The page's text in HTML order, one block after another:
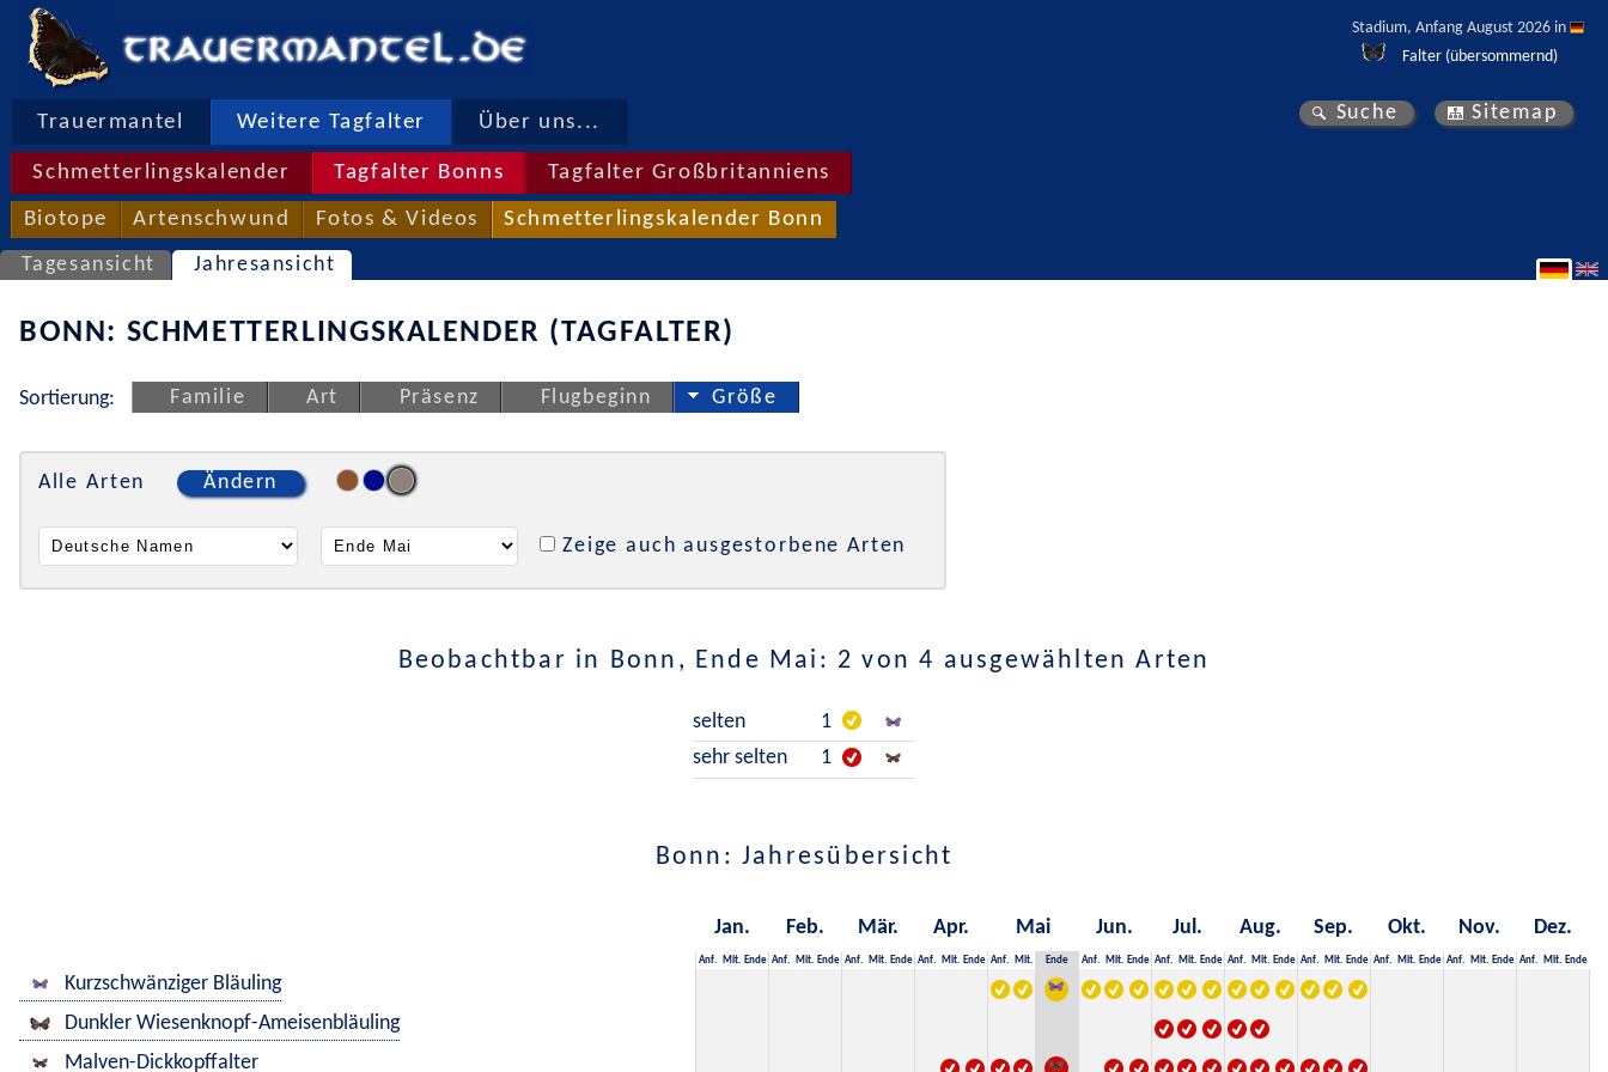
Stadium, Anfang August 2026 in
Falter (übersommernd)
Trauermantel Weitere Tagfalter Über uns...
Schmetterlingskalender Tagfalter Bonns Tagfalter Großbritanniens
Biotope Artenschwund Fotos & Videos Schmetterlingskalender Bonn
Suche Sitemap
Tagesansicht Jahresansicht
BONN: SCHMETTERLINGSKALENDER (TAGFALTER)
Sortierung: Familie Art Präsenz Flugbeginn Größe
Alle Arten Ändern
Zeige auch ausgestorbene Arten
Beobachtbar in Bonn, Ende Mai: 2 von 4 ausgewählten Arten
selten
1
sehr selten
1
Bonn: Jahresübersicht
Jan. Feb. Mär. Apr. Mai Jun. Jul. Aug. Sep. Okt. Nov. Dez.
Anf. Mit. Ende Anf. Mit. Ende Anf. Mit. Ende Anf. Mit. Ende Anf. Mit. Ende Anf. Mit. Ende Anf. Mit. Ende Anf. Mit. Ende Anf. Mit. Ende Anf. Mit. Ende Anf. Mit. Ende Anf. Mit. Ende
Kurzschwänziger Bläuling
Dunkler Wiesenknopf-Ameisenbläuling
Malven-Dickkopffalter